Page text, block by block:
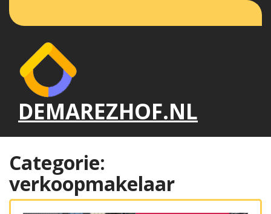
de
DEMAREZHOF.NL
Categorie:
verkoopmakelaar